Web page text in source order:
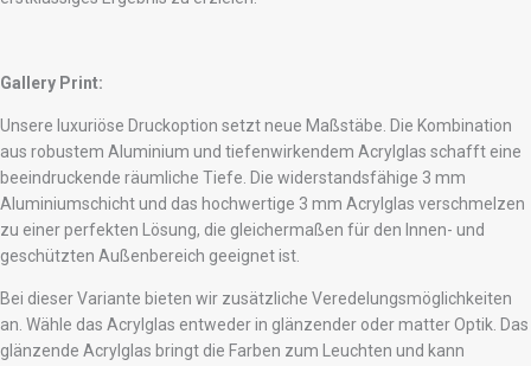
Gallery Print:
Unsere luxuriöse Druckoption setzt neue Maßstäbe. Die Kombination
aus robustem Aluminium und tiefenwirkendem Acrylglas schafft eine
beeindruckende räumliche Tiefe. Die widerstandsfähige 3 mm
Aluminiumschicht und das hochwertige 3 mm Acrylglas verschmelzen
zu einer perfekten Lösung, die gleichermaßen für den Innen- und
geschützten Außenbereich geeignet ist.
Bei dieser Variante bieten wir zusätzliche Veredelungsmöglichkeiten
an. Wähle das Acrylglas entweder in glänzender oder matter Optik. Das
glänzende Acrylglas bringt die Farben zum Leuchten und kann